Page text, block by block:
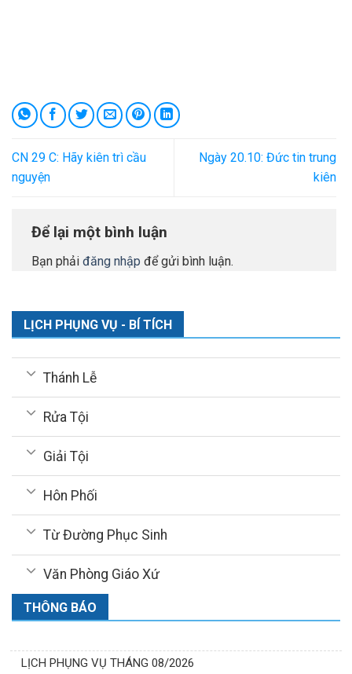
CN 29 C: Hãy kiên trì cầu
nguyện
Ngày 20.10: Đức tin trung
kiên
Để lại một bình luận
Bạn phải đăng nhập để gửi bình luận.
LỊCH PHỤNG VỤ - BÍ TÍCH
Thánh Lễ
Rửa Tội
Giải Tội
Hôn Phối
Từ Đường Phục Sinh
Văn Phòng Giáo Xứ
THÔNG BÁO
LỊCH PHỤNG VỤ THÁNG 08/2026